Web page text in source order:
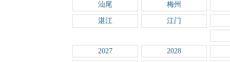
汕尾 梅州
湛江 江门
2027
2028